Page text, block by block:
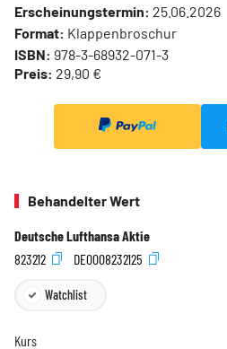
Erscheinungstermin: 25.06.2026
Format: Klappenbroschur
ISBN: 978-3-68932-071-3
Preis: 29,90 €
Behandelter Wert
Deutsche Lufthansa Aktie
823212
DE0008232125
Watchlist
Kurs